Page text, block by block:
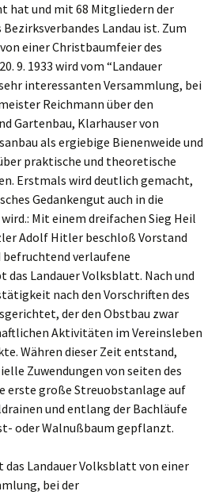
hat und mit 68 Mitgliedern der
Landau ist. Zum
einer Christbaumfeier des
9. 1933 wird vom “Landauer
interessanten Versammlung, bei
Reichmann über den
Gartenbau, Klarhauser von
als ergiebige Bienenweide und
praktische und theoretische
Erstmals wird deutlich gemacht,
Gedankengut auch in die
Mit einem dreifachen Sieg Heil
Adolf Hitler beschloß Vorstand
befruchtend verlaufene
das Landauer Volksblatt. Nach und
nach den Vorschriften des
der den Obstbau zwar
Aktivitäten im Vereinsleben
Währen dieser Zeit entstand,
Zuwendungen von seiten des
erste große Streuobstanlage auf
und entlang der Bachläufe
oder Walnußbaum gepflanzt.
das Landauer Volksblatt von einer
bei der